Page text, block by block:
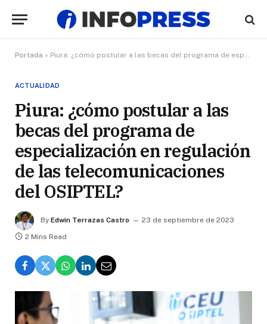
Portada » Piura: ¿cómo postular a las becas del programa de especialización en regulación de las telecomunicaciones del OSIPTEL?
ACTUALIDAD
Piura: ¿cómo postular a las
becas del programa de
especialización en regulación
de las telecomunicaciones
del OSIPTEL?
By Edwin Terrazas Castro
23 de septiembre de 2023
2 Mins Read